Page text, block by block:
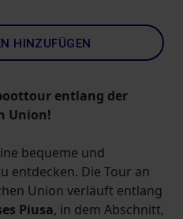
HINZUFÜGEN
entlang der
Union!
bequeme und
entdecken. Die Tour an
Union verläuft entlang
Piusa, in dem Abschnitt,